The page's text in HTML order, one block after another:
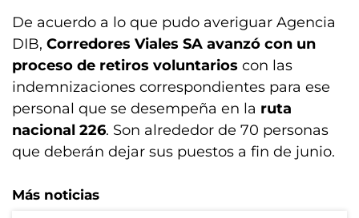
De acuerdo a lo que pudo averiguar Agencia
DIB, Corredores Viales SA avanzó con un
proceso de retiros voluntarios con las
indemnizaciones correspondientes para ese
personal que se desempeña en la ruta
nacional 226. Son alrededor de 70 personas
que deberán dejar sus puestos a fin de junio.
Más noticias